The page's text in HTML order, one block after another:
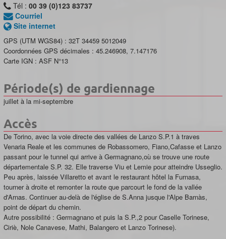
Tél : 00 39 (0)123 83737
Courriel
Site internet
GPS (UTM WGS84) : 32T 34459 5012049
Coordonnées GPS décimales : 45.246908, 7.147176
Carte IGN : ASF N°13
Période(s) de gardiennage
juillet à la mi-septembre
Accès
De Torino, avec la voie directe des vallées de Lanzo S.P.1 à traves
Venaria Reale et les communes de Robassomero, Fiano,Cafasse et Lanzo
passant pour le tunnel qui arrive à Germagnano,où se trouve une route
départementale S.P. 32. Elle traverse Viu et Lemie pour atteindre Usseglio.
Peu après, laissée Villaretto et avant le restaurant hôtel la Furnasa,
tourner à droite et remonter la route que parcourt le fond de la vallée
d'Arnas. Continuer au-delà de l'église de S.Anna jusque l'Alpe Barnàs,
point de départ du chemin.
Autre possibilité : Germagnano et puis la S.P.,2 pour Caselle Torinese,
Ciriè, Nole Canavese, Mathi, Balangero et Lanzo Torinese).